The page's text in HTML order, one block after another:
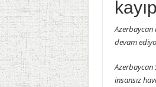
Azerbaycan
devam
Azerbaycan
insansız